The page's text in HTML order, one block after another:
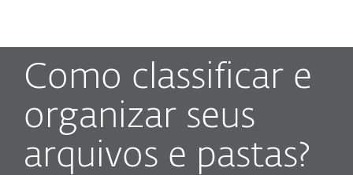
Como classificar e
organizar seus
arquivos e pastas?